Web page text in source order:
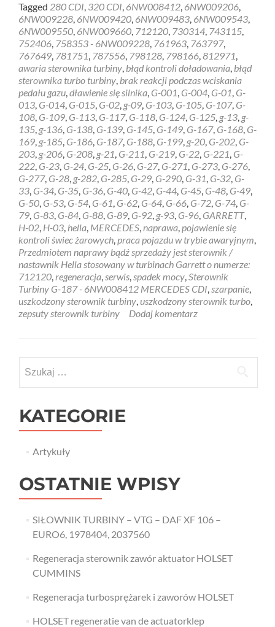
about
Sterownik
Turbiny
G-
187
–
6NW008412
MERCEDES
CDI
Tagged 280 CDI, 320 CDI, 6NW008412, 6NW009206,
6NW009228, 6NW009420, 6NW009483, 6NW009543,
6NW009550, 6NW009660, 712120, 730314, 743115,
752406, 758353 - 6NW009228, 761963, 763797,
767649, 781751, 787556, 798128, 798166,812971,
awaria sterownika turbiny, błąd kontroli doładowania, błąd
sterownika turbo turbiny, brak reakcji podczas wciskania
pedału gazu,dławienie się silnika, G-001, G-004, G-01, G-
013, G-014, G-015, G-02, g-09, G-103, G-105, G-107, G-
108, G-109, G-113, G-117, G-118, G-124, G-125, g-13, g-
135, g-136, G-138, G-139, G-145, G-149, G-167, G-168, G-
169, g-185, G-186, G-187, G-188, G-199, g-20, G-202, G-
203, g-206, G-208, g-21, G-211, G-219, G-22, G-221, G-
222, G-23, G-24, G-25, G-26, G-27, G-271, G-273, G-276,
G-277, G-28, g-282, G-285, G-29, G-290, G-31, G-32, G-
33, G-34, G-35, G-36, G-40, G-42, G-44, G-45, G-48, G-49,
G-50, G-53, G-54, G-61, G-62, G-64, G-66, G-72, G-74, G-
79, G-83, G-84, G-88, G-89, G-92, g-93, G-96, GARRETT,
H-02, H-03, hella, MERCEDES,naprawa,pojawienie się
kontroli świec żarowych,praca pojazdu w trybie awaryjnym,
Przedmiotem naprawy bądź sprzedaży jest sterownik /
nastawnik Hella stosowany w turbinach Garrett o numerze:
712120,regeneracja,serwis,spadek mocy,Sterownik
Turbiny G-187 - 6NW008412 MERCEDES CDI,szarpanie,
uszkodzony sterownik turbiny,uszkodzony sterownik turbo,
zepsuty sterownik turbiny
Dodaj komentarz
KATEGORIE
Artykuły
OSTATNIE WPISY
SIŁOWNIK TURBINY – VTG – DAF XF 106 –
EURO6, 1978404, 2037560
Regeneracja sterownik zawór aktuator HOLSET
CUMMINS
Regeneracja turbosprężarek i zaworów HOLSET
HOLSET regeneratie van de actuatorklep